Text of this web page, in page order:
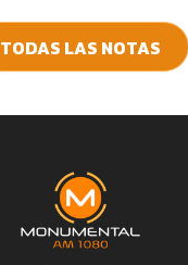
TODAS LAS NOTAS